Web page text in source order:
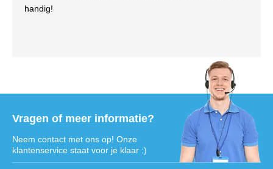
handig!
Vragen of meer informatie?
Neem contact met ons op! Onze
klantenservice staat voor je klaar :)